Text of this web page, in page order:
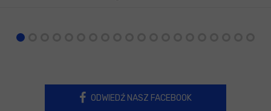
ODWIEDŹ NASZ FACEBOOK